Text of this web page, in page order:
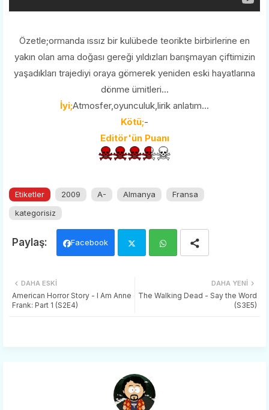
Özetle;ormanda ıssız bir kulübede teorikte birbirlerine en
yakın olan ama doğası gereği yıldızları barışmayan çiftimizin
yaşadıkları trajediyi oraya gömerek yeniden eski hayatlarına
dönme ümitleri...
İyi;Atmosfer,oyunculuk,lirik anlatım...
Kötü;-
Editör'ün Puanı
Etiketler 2009 A- Almanya
Fransa
kategorisiz
Facebook
tter ats
DAHA YENI
The Walking Dead - Say the Word
(S3E5)
DAHA ESKI
American Horror Story - I Am Anne
Frank: Part 1 (S2E4)